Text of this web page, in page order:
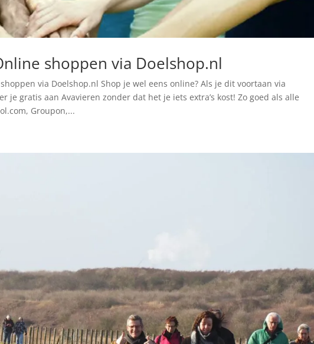
shoppen via Doelshop.nl
via Doelshop.nl Shop je wel eens online? Als je dit voortaan via
je gratis aan Avavieren zonder dat het je iets extra’s kost! Zo goed als alle
Groupon,...